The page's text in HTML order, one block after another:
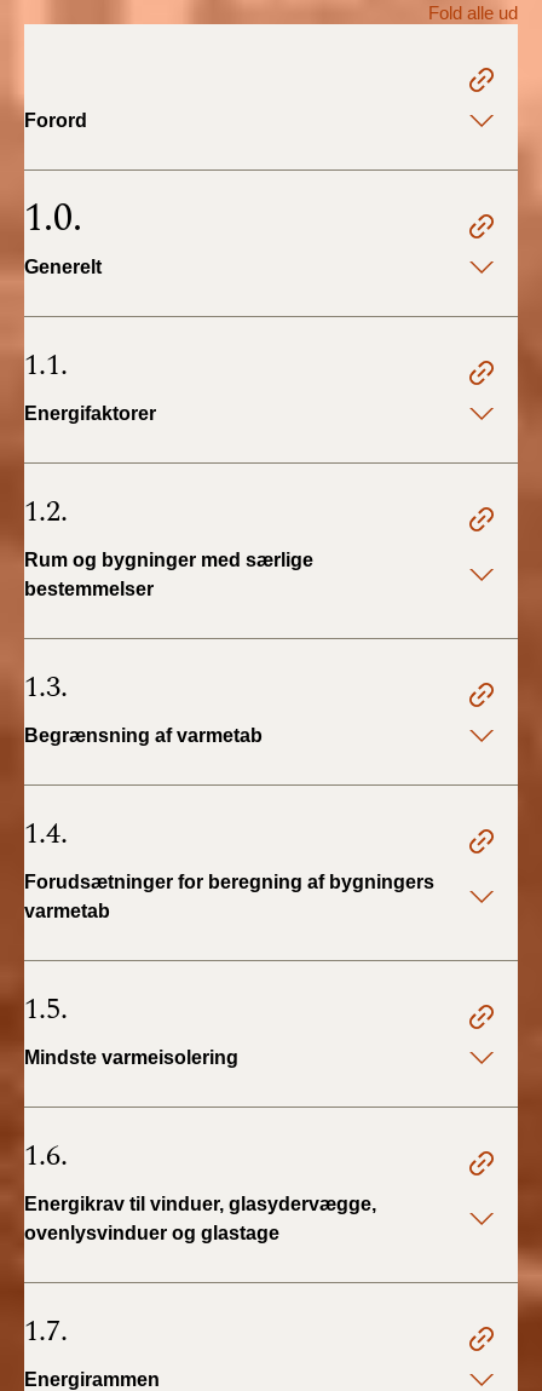
BR18 (1/1-29/6
2020)
2019)
2018)
Tidligere BR (1961-
Fold alle ud
Forord
1.0.
Generelt
1.1.
Energifaktorer
1.2.
Rum og bygninger med særlige
bestemmelser
1.3.
Begrænsning af varmetab
1.4.
Forudsætninger for beregning af bygningers
varmetab
1.5.
Mindste varmeisolering
1.6.
Energikrav til vinduer, glasydervægge,
ovenlysvinduer og glastage
1.7.
Energirammen